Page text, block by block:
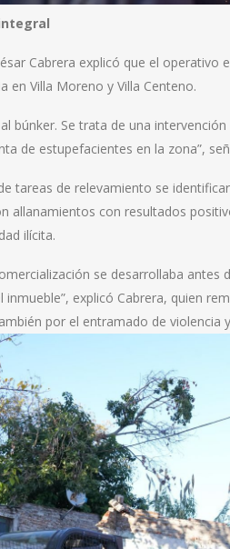
Cabrera explicó que el
en Villa Moreno y Villa Centeno.
búnker. Se trata de una
de estupefacientes en la zona”,
tareas de relevamiento se
allanamientos con resultados
ilícita.
se desarrollaba
inmueble”, explicó Cabrera, quien
por el entramado de violencia